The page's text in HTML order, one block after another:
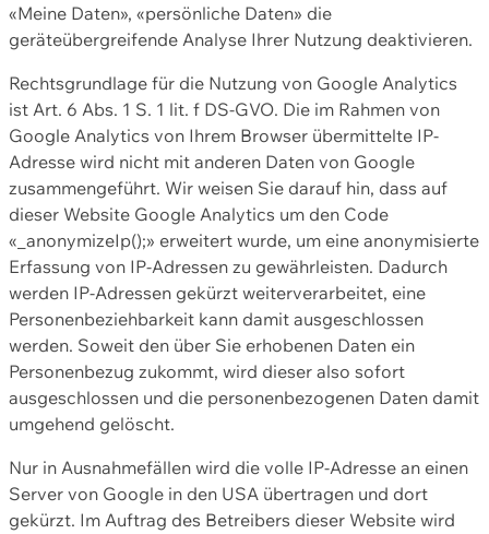
«Meine Daten», «persönliche Daten» die
geräteübergreifende Analyse Ihrer Nutzung deaktivieren.
Rechtsgrundlage für die Nutzung von Google Analytics
ist Art. 6 Abs. 1 S. 1 lit. f DS-GVO. Die im Rahmen von
Google Analytics von Ihrem Browser übermittelte IP-
Adresse wird nicht mit anderen Daten von Google
zusammengeführt. Wir weisen Sie darauf hin, dass auf
dieser Website Google Analytics um den Code
«_anonymizeIp();» erweitert wurde, um eine anonymisierte
Erfassung von IP-Adressen zu gewährleisten. Dadurch
werden IP-Adressen gekürzt weiterverarbeitet, eine
Personenbeziehbarkeit kann damit ausgeschlossen
werden. Soweit den über Sie erhobenen Daten ein
Personenbezug zukommt, wird dieser also sofort
ausgeschlossen und die personenbezogenen Daten damit
umgehend gelöscht.
Nur in Ausnahmefällen wird die volle IP-Adresse an einen
Server von Google in den USA übertragen und dort
gekürzt. Im Auftrag des Betreibers dieser Website wird